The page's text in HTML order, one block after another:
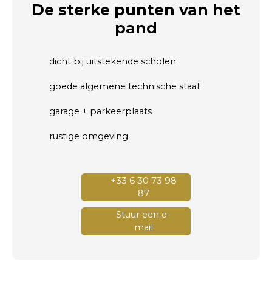
De sterke punten van het
pand
dicht bij uitstekende scholen
goede algemene technische staat
garage + parkeerplaats
rustige omgeving
+33 6 30 73 98
87
Stuur een e-
mail